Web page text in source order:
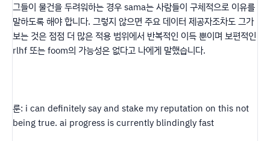
그들이 물건을 두려워하는 경우 sama는 사람들이 구체적으로 이유를
말하도록 해야 합니다. 그렇지 않으면 주요 데이터 제공자조차도 그가
보는 것은 점점 더 많은 적용 범위에서 반복적인 이득 뿐이며 보편적인
rlhf 또는 foom의 가능성은 없다고 나에게 말했습니다.
룬: i can definitely say and stake my reputation on this not
being true. ai progress is currently blindingly fast